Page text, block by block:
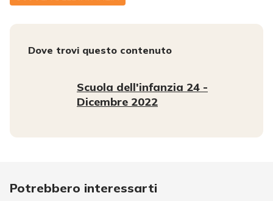
Dove trovi questo contenuto
Scuola dell'infanzia 24 -
Dicembre 2022
Potrebbero interessarti